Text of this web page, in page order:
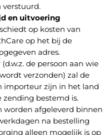
verstuurd.
en uitvoering
op kosten van
op het bij de
adres.
de persoon aan wie
verzonden) zal de
importeur zijn in het land
zending bestemd is.
worden afgeleverd binnen
na bestelling
alleen mogelijk is op